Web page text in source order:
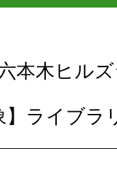
六本木ヒル
】ライブラ